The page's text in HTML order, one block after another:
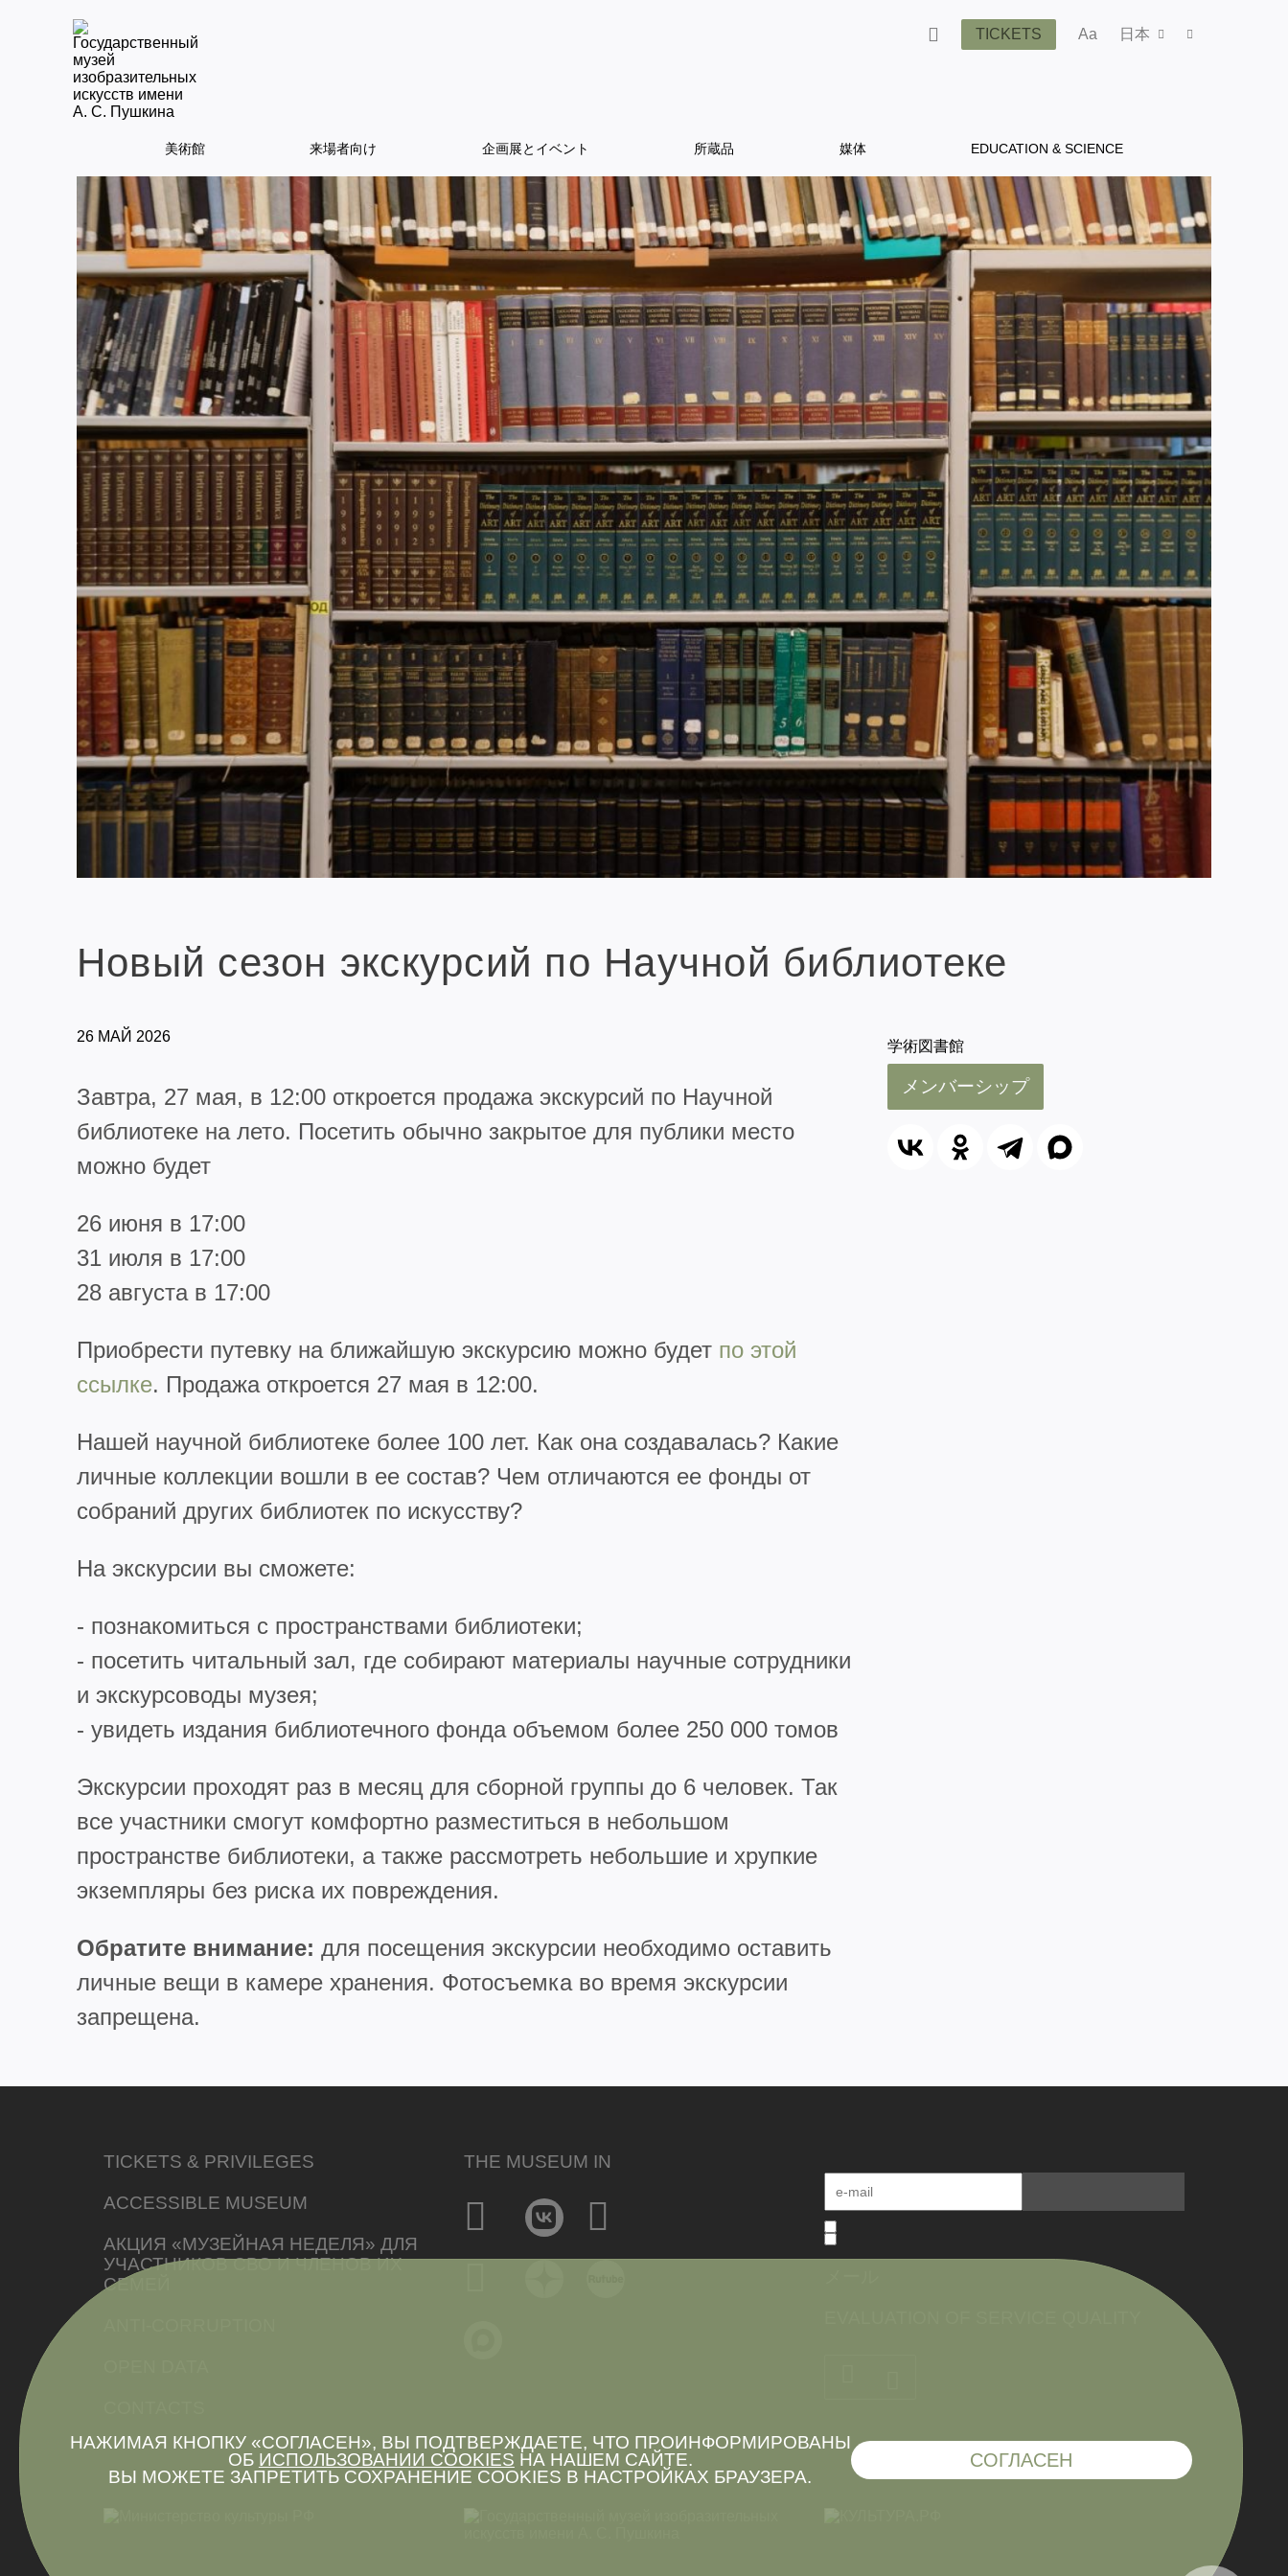
TICKETS Aa 日本
美術館 来場者向け 企画展とイベント 所蔵品 媒体 EDUCATION & SCIENCE
Новый сезон экскурсий по Научной библиотеке
26 МАЙ 2026
Завтра, 27 мая, в 12:00 откроется продажа экскурсий по Научной
библиотеке на лето. Посетить обычно закрытое для публики место
можно будет
26 июня в 17:00
31 июля в 17:00
28 августа в 17:00
Приобрести путевку на ближайшую экскурсию можно будет по этой
ссылке. Продажа откроется 27 мая в 12:00.
Нашей научной библиотеке более 100 лет. Как она создавалась? Какие
личные коллекции вошли в ее состав? Чем отличаются ее фонды от
собраний других библиотек по искусству?
На экскурсии вы сможете:
- познакомиться с пространствами библиотеки;
- посетить читальный зал, где собирают материалы научные сотрудники
и экскурсоводы музея;
- увидеть издания библиотечного фонда объемом более 250 000 томов
Экскурсии проходят раз в месяц для сборной группы до 6 человек. Так
все участники смогут комфортно разместиться в небольшом
пространстве библиотеки, а также рассмотреть небольшие и хрупкие
экземпляры без риска их повреждения.
Обратите внимание: для посещения экскурсии необходимо оставить
личные вещи в камере хранения. Фотосъемка во время экскурсии
запрещена.
学術図書館
メンバーシップ
НАЖИМАЯ КНОПКУ «СОГЛАСЕН», ВЫ ПОДТВЕРЖДАЕТЕ, ЧТО ПРОИНФОРМИРОВАНЫ
ОБ ИСПОЛЬЗОВАНИИ COOKIES НА НАШЕМ САЙТЕ.
ВЫ МОЖЕТЕ ЗАПРЕТИТЬ СОХРАНЕНИЕ COOKIES В НАСТРОЙКАХ БРАУЗЕРА.
СОГЛАСЕН
TICKETS & PRIVILEGES
ACCESSIBLE MUSEUM
АКЦИЯ «МУЗЕЙНАЯ НЕДЕЛЯ» ДЛЯ
УЧАСТНИКОВ СВО И ЧЛЕНОВ ИХ
СЕМЕЙ
THE MUSEUM IN